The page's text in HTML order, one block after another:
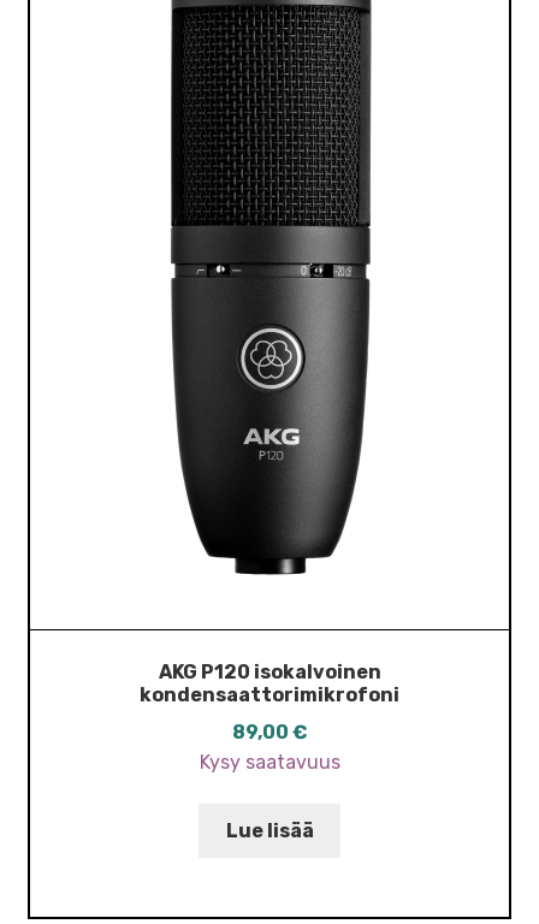
AKG P120 isokalvoinen
kondensaattorimikrofoni
89,00 €
Kysy saatavuus
Lue lisää